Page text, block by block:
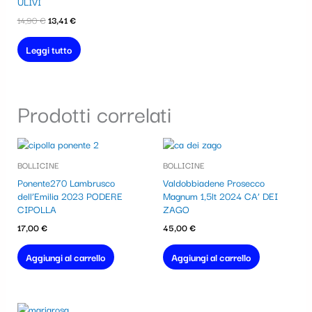
14,90€13,41€
Leggi tutto
Prodotti correlati
BOLLICINE
Ponente270 Lambrusco
dell’Emilia 2023 PODERE
CIPOLLA
17,00€
Aggiungi al carrello
BOLLICINE
Valdobbiadene Prosecco
Magnum 1,5lt 2024 CA’ DEI
ZAGO
45,00€
Aggiungi al carrello